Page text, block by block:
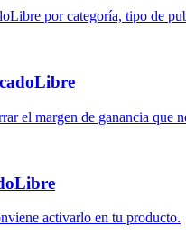
por categoría, tipo de
el margen de ganancia que
activarlo en tu producto.